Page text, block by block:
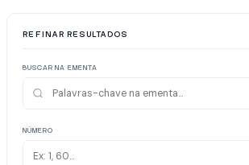
REFINAR RESULTADOS
BUSCAR NA EMENTA
NÚMERO